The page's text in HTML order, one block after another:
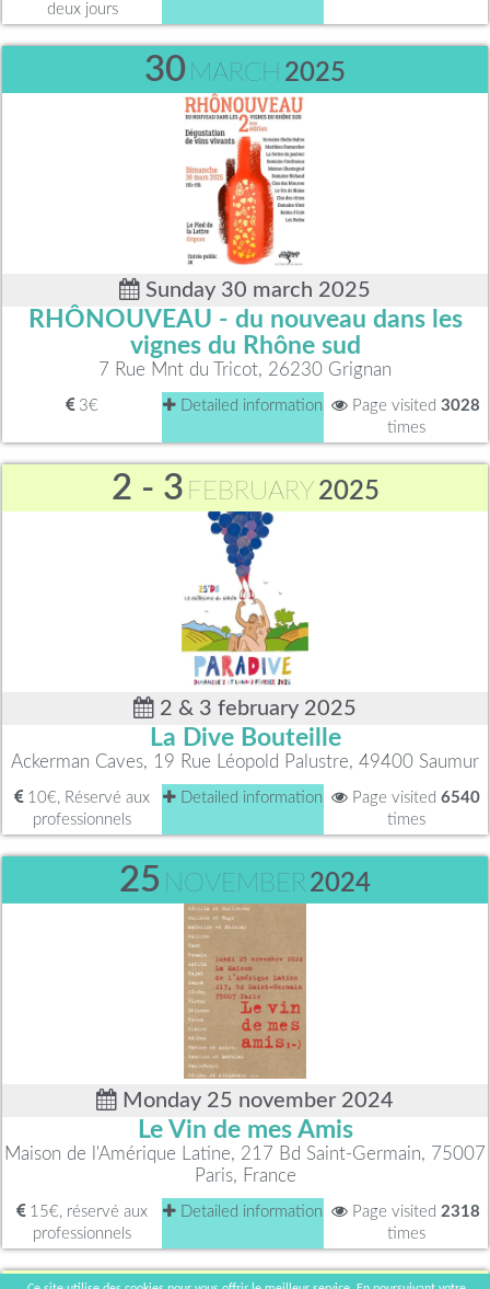
deux jours
30 MARCH 2025
Sunday 30 march 2025
RHÔNOUVEAU - du nouveau dans les
vignes du Rhône sud
7 Rue Mnt du Tricot, 26230 Grignan
3€ Detailed information Page visited 3028
times
2 - 3 FEBRUARY 2025
2 & 3 february 2025
La Dive Bouteille
Ackerman Caves, 19 Rue Léopold Palustre, 49400 Saumur
10€, Réservé aux
professionnels
Detailed information Page visited 6540
times
25 NOVEMBER2024
Monday 25 november 2024
Le Vin de mes Amis
Maison de l'Amérique Latine, 217 Bd Saint-Germain, 75007
Paris, France
15€, réservé aux
professionnels
Detailed information Page visited 2318
times